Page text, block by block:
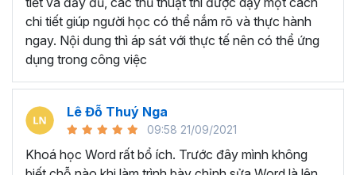
Với thời lượng học tập là7h37 giờ học, khóa học gồm
có 5 chương và 49 bài giảngsẽ trang bị cho người học
tất tần về những công cụ, chức năng xử lý các văn bản
phổ biến trên Microsoft Word.
Chắc chắn dù đã làm việc với Word lâu năm nhưng bạn
vẫn sẽ bất ngờ và ngạc nhiên trước tính năng tuyệt vời
của Word trong khóa học trên. Vậy bạn sẽ học được
những gì ở khóa học này?
chi tiết giúp người học có thể nắm rõ và thực hành
ngay. Nội dung thì áp sát với thực tế nên có thể ứng
dụng trong công việc
Lê Đỗ Thuý Nga
09:58 21/09/2021
Khoá học Word rất bổ ích. Trước đây mình không